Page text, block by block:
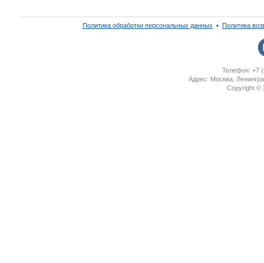
Политика обработки персональных данных ▪ Политика
Телефон: +7
Адрес: Москва,
Copyright ©